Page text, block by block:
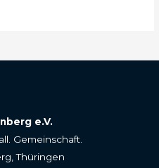
e.V.
Gemeinschaft.
Thüringen